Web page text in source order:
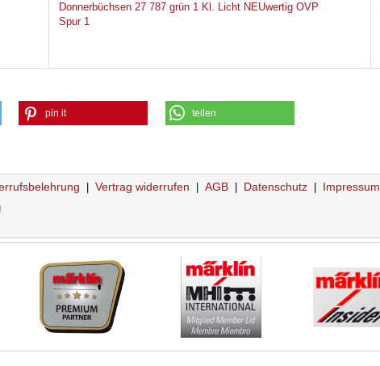
Donnerbüchsen 27 787 grün 1 Kl. Licht NEUwertig OVP
Spur 1
pin it teilen
Vertrag widerrufen AGB Datenschutz Impressum